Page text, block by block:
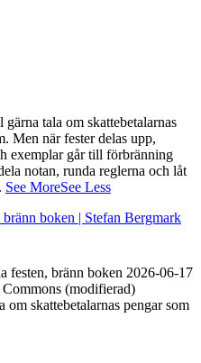
tala om skattebetalarnas
Men när fester delas upp,
exemplar går till förbränning
notan, runda reglerna och låt
See MoreSee Less
boken | Stefan Bergmark
festen, bränn boken 2026-06-17
(modifierad)
skattebetalarnas pengar som